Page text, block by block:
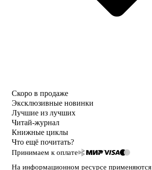
Скоро в продаже
Эксклюзивные новинки
Лучшие из лучших
Читай-журнал
Книжные циклы
Что ещё почитать?
Принимаем к оплате
На информационном ресурсе применяются